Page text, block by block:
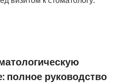
полное руководство